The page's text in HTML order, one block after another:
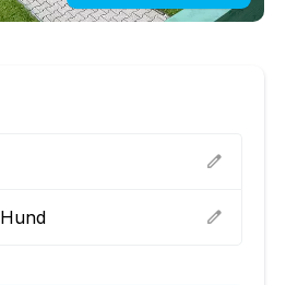
edit
Hund edit